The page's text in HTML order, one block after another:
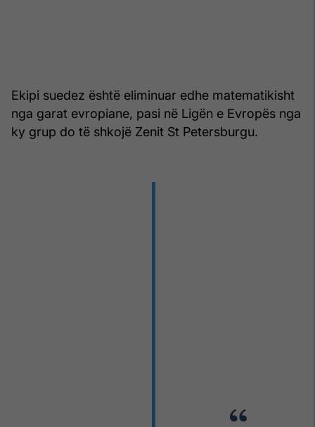
Ekipi suedez është eliminuar edhe matematikisht
nga garat evropiane, pasi në Ligën e Evropës nga
ky grup do të shkojë Zenit St Petersburgu.